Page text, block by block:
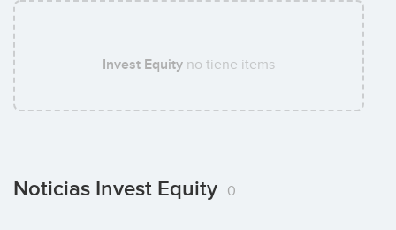
Invest Equity no tiene items
Noticias Invest Equity 0